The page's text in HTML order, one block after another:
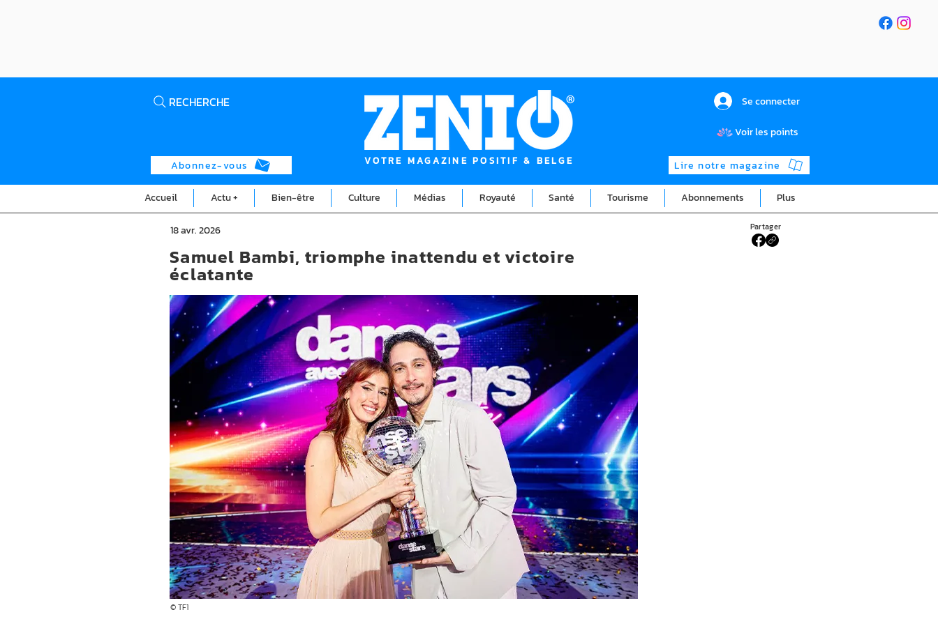
RECHERCHE
Abonnez-vous VOTRE MAGAZINE POSITIF & BELGE
Se connecter
Voir les points
Lire notre magazine
Accueil Actu + Bien-être Culture Médias Royauté Santé Tourisme Abonnements Plus
18 avr. 2026 Partager
© TF1
Samuel Bambi, triomphe inattendu et victoire
éclatante